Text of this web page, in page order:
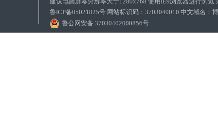
鲁ICP备05021825号 网站标识码：3703040010 中文域名：
鲁公网安备 37030402000856号